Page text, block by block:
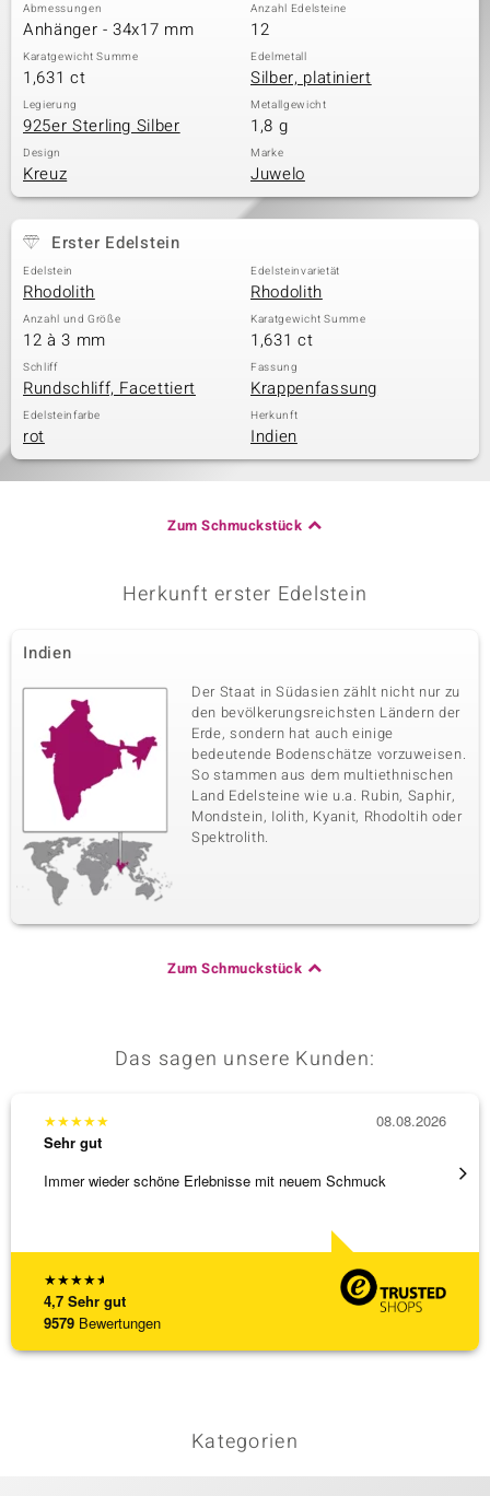
Classics
Abmessungen
Anhänger - 34x17 mm
Anzahl Edelsteine
12
Karatgewicht Summe
1,631 ct
Edelmetall
Silber, platiniert
Legierung
925er Sterling Silber
Metallgewicht
1,8 g
Design
Kreuz
Marke
Juwelo
Erster Edelstein
Edelstein
Rhodolith
Edelsteinvarietät
Rhodolith
Anzahl und Größe
12 à 3 mm
Karatgewicht Summe
1,631 ct
Schliff
Rundschliff, Facettiert
Fassung
Krappenfassung
Edelsteinfarbe
rot
Herkunft
Indien
Zum Schmuckstück
Herkunft erster Edelstein
Indien
Der Staat in Südasien zählt nicht nur zu
den bevölkerungsreichsten Ländern der
Erde, sondern hat auch einige
bedeutende Bodenschätze vorzuweisen.
So stammen aus dem multiethnischen
Land Edelsteine wie u.a. Rubin, Saphir,
Mondstein, Iolith, Kyanit, Rhodoltih oder
Spektrolith.
Zum Schmuckstück
Das sagen unsere Kunden:
★★★★★
4,7 Sehr gut
9579 Bewertungen
★★★★★
Sehr gut
Immer wieder schöne Erlebnisse mit neuem Schmuck
08.08.2026
Kategorien